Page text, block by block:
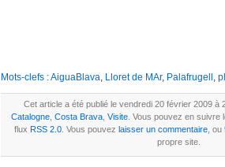
Mots-clefs :AiguaBlava, Lloret de MAr, Palafrugell ,
Cet article a été publié le vendredi 20 février 2009 à
Catalogne Costa Brava Visite . Vous pouvez en
flux RSS 2.0. Vous pouvez laisser un commentaire, ou
propre site.